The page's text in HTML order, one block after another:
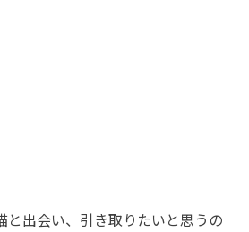
出会い、引き取りたいと思うの